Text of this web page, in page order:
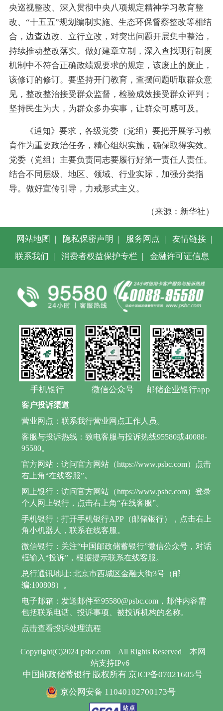
央巡视整改、深入贯彻中央八项规定精神学习教育整
改、“十五五”规划编制实施、生态环保督察整改等相结
合，边查边改、立行立改，对突出问题开展集中整治，
持续推动整改落实。做好建章立制，深入查找现行制度
机制中不符合正确政绩观要求的规定，该废止的废止，
该修订的修订。要坚持开门教育，查摆问题听取群众意
见，整改整治接受群众监督，检验成效接受群众评判；
坚持民生为大，为群众多办实事，让群众可感可及。
《通知》要求，各级党委（党组）要把开展学习教
育作为重要政治任务，精心组织实施，确保取得实效。
党委（党组）主要负责同志要履行好第一责任人责任。
结合不同层级、地区、领域、行业实际，加强分类指
导。做好宣传引导，力戒形式主义。
（来源：新华社）
网站地图 | 隐私保密声明 | 服务网点 | 友情链接 |
联系我们 | 消费者权益保护专栏 | 金融许可证信息
手机银行 微信公众号 邮储企业银行app
Copyright(C)2024 psbc.com All Rights Reserved
本网
站支持IPv6
中国邮政储蓄银行 版权所有 京ICP备07021605号
京公网安备 11040102700173号
客户投诉渠道
营业网点：联系我行营业网点工作人员。
客服与投诉热线：致电客服与投诉热线95580或40088-
95580。
官方网站：访问官方网站（https://www.psbc.com）点击
右上角“在线客服”。
网上银行：访问官方网站（https://www.psbc.com）登录
个人网上银行，点击右上角“在线客服”。
手机银行：打开手机银行APP（邮储银行），点击右上
角小机器人，联系在线客服。
微信银行：关注“中国邮政储蓄银行”微信公众号，对话
框输入“投诉”，根据提示联系在线客服。
总行通讯地址: 北京市西城区金融大街3号（邮
编:100808）。
电子邮箱：发送邮件至95580@psbc.com，邮件内容需
包括联系电话、投诉事项、被投诉机构的名称。
点击查看投诉处理流程